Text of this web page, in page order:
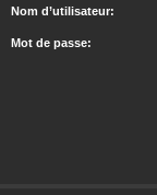
Nom d’utilisateur:
Mot de passe: